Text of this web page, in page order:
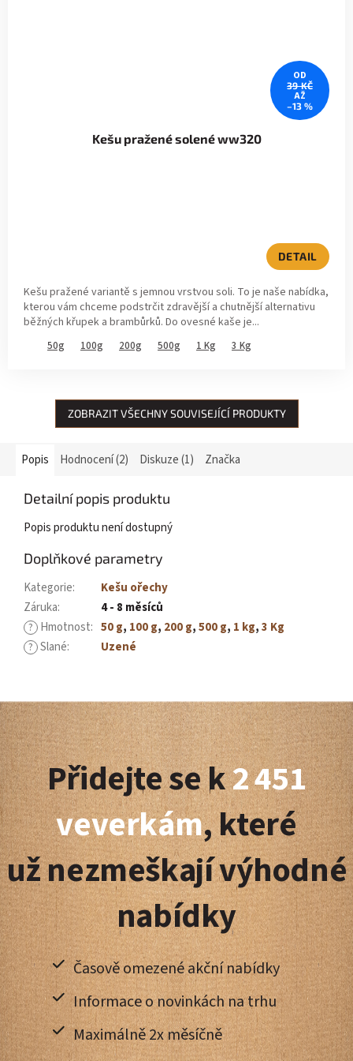
OD
39 KČ
AŽ
–13 %
Kešu pražené solené ww320
DETAIL
Kešu pražené variantě s jemnou vrstvou soli. To je naše nabídka,
kterou vám chceme podstrčit zdravější a chutnější alternativu
běžných křupek a brambůrků. Do ovesné kaše je...
50g 100g 200g 500g 1 Kg 3 Kg
ZOBRAZIT VŠECHNY SOUVISEJÍCÍ PRODUKTY
Popis Hodnocení (2) Diskuze (1) Značka
Detailní popis produktu
Popis produktu není dostupný
Doplňkové parametry
Kategorie:
Kešu ořechy
Záruka: 4 - 8 měsíců
? Hmotnost: 50 g, 100 g, 200 g,500 g, 1 kg,3 Kg
? Slané: Uzené
Z
á
p
a
t
í
Přidejte se k2 451
veverkám, které
už nezmeškají výhodné
nabídky
Časově omezené akční nabídky
Informace o novinkách na trhu
Maximálně 2x měsíčně